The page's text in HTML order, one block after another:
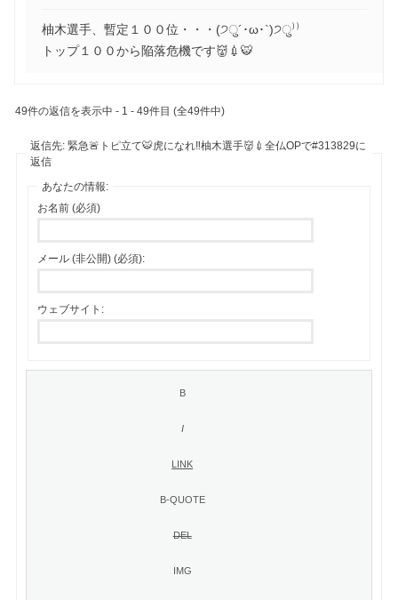
柚木選手、暫定１００位・・・(੭ु´･ω･`)੭ु⁾⁾
トップ１００から陥落危機です👹💉🐯
49件の返信を表示中 - 1 - 49件目 (全49件中)
返信先: 緊急🚨トピ立て🐯虎になれ‼️柚木選手👹💉全仏OPで#313829に
返信
あなたの情報:
お名前 (必須)
メール (非公開) (必須):
ウェブサイト: